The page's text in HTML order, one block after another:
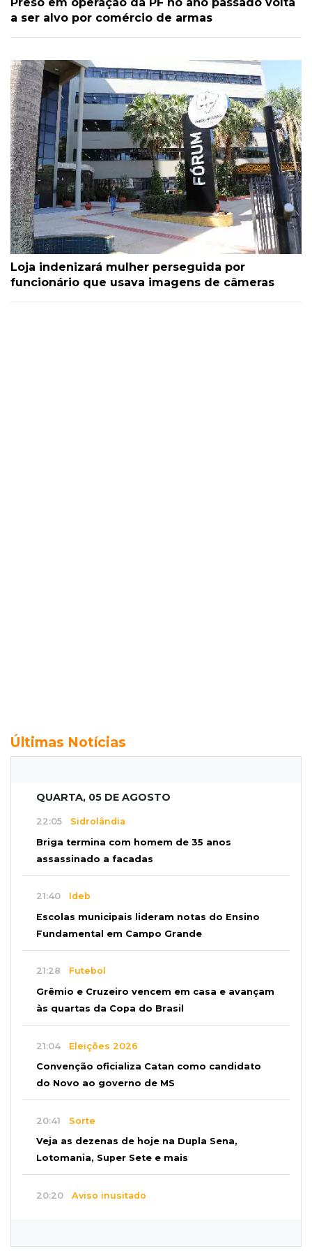
a ser alvo por comércio de armas
Loja indenizará mulher perseguida por
funcionário que usava imagens de câmeras
Últimas Notícias
QUARTA, 05 DE AGOSTO
22:05 Sidrolândia
Briga termina com homem de 35 anos
assassinado a facadas
21:40 Ideb
Escolas municipais lideram notas do Ensino
Fundamental em Campo Grande
21:28 Futebol
Grêmio e Cruzeiro vencem em casa e avançam
às quartas da Copa do Brasil
21:04 Eleições 2026
Convenção oficializa Catan como candidato
do Novo ao governo de MS
20:41 Sorte
Veja as dezenas de hoje na Dupla Sena,
Lotomania, Super Sete e mais
20:20 Aviso inusitado